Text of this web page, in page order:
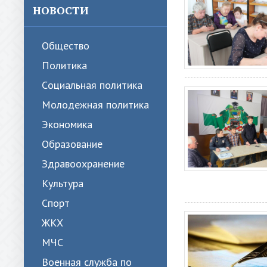
НОВОСТИ
Общество
Политика
Cоциальная политика
Молодежная политика
Экономика
Образование
Здравоохранение
Культура
Спорт
ЖКХ
МЧС
Военная служба по